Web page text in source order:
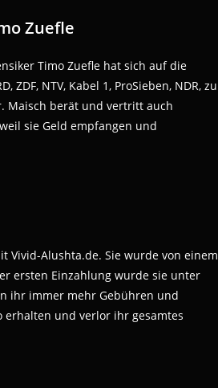
Zuefle
Timo Zuefle hat sich auf die
NTV, Kabel 1, ProSieben, NDR, zu
Maisch berät und vertritt auch
sie Geld empfangen und
Vivid-Alushta.de. Sie wurde von einem
ersten Einzahlung wurde sie unter
ihr immer mehr Gebühren und
und verlor ihr gesamtes